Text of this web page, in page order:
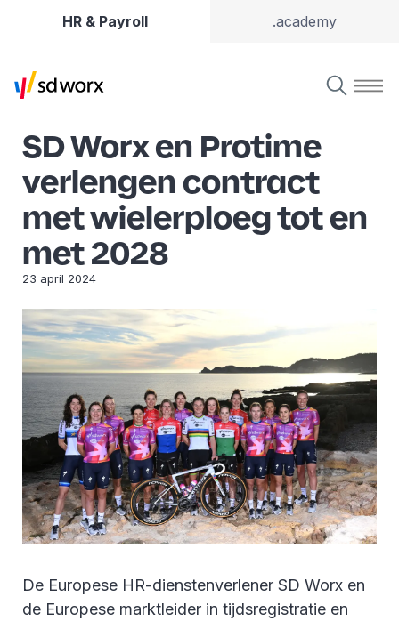
HR & Payroll .academy
SD Worx en Protime
verlengen contract
met wielerploeg tot en
met 2028
23 april 2024
De Europese HR-dienstenverlener SD Worx en
de Europese marktleider in tijdsregistratie en